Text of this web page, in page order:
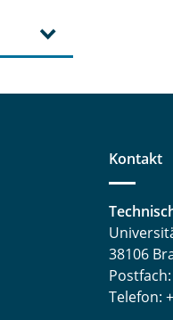
Kontakt
38106
Telefon: